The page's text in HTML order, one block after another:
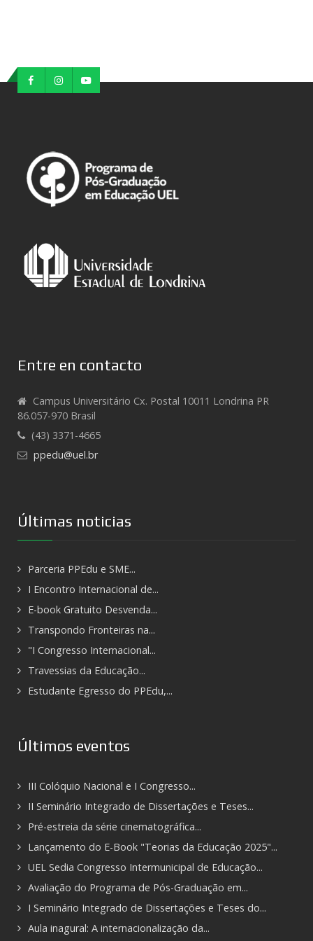
Entre en contacto
Campus Universitário Cx. Postal 10011 Londrina PR
86.057-970 Brasil
(43) 3371-4665
ppedu@uel.br
Últimas noticias
Parceria PPEdu e SME...
I Encontro Internacional de...
E-book Gratuito Desvenda...
Transpondo Fronteiras na...
"I Congresso Internacional...
Travessias da Educação...
Estudante Egresso do PPEdu,...
Últimos eventos
III Colóquio Nacional e I Congresso...
II Seminário Integrado de Dissertações e Teses...
Pré-estreia da série cinematográfica...
Lançamento do E-Book "Teorias da Educação 2025"...
UEL Sedia Congresso Intermunicipal de Educação...
Avaliação do Programa de Pós-Graduação em...
I Seminário Integrado de Dissertações e Teses do...
Aula inagural: A internacionalização da...